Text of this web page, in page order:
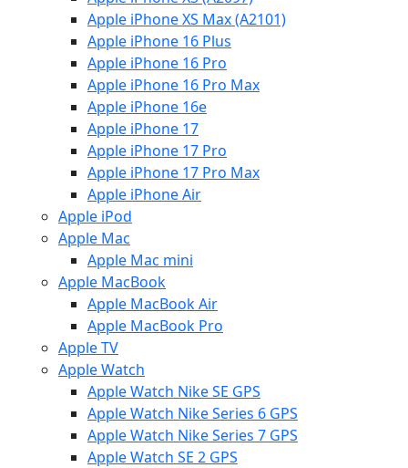
Apple iPhone XS Max (A2101)
Apple iPhone 16 Plus
Apple iPhone 16 Pro
Apple iPhone 16 Pro Max
Apple iPhone 16e
Apple iPhone 17
Apple iPhone 17 Pro
Apple iPhone 17 Pro Max
Apple iPhone Air
Apple iPod
Apple Mac
Apple Mac mini
Apple MacBook
Apple MacBook Air
Apple MacBook Pro
Apple TV
Apple Watch
Apple Watch Nike SE GPS
Apple Watch Nike Series 6 GPS
Apple Watch Nike Series 7 GPS
Apple Watch SE 2 GPS